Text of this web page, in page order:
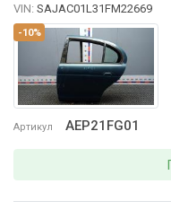
-10%
Артикул AEP21FG01
VIN: SAJAC01L31FM22669